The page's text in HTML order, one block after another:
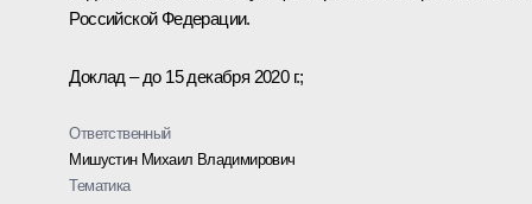
Российской Федерации.
Доклад – до 15 декабря 2020 г.;
Ответственный
Мишустин Михаил Владимирович
Тематика